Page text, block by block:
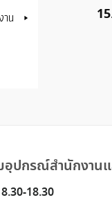
น
ปกรณ์สำนักงาน
8.30-18.30